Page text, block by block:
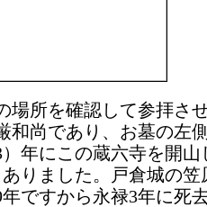
場所を確認して参拝さ
和尚であり、お墓の左
年にこの蔵六寺を開山
りました。戸倉城の笠
ですから永禄3年に死